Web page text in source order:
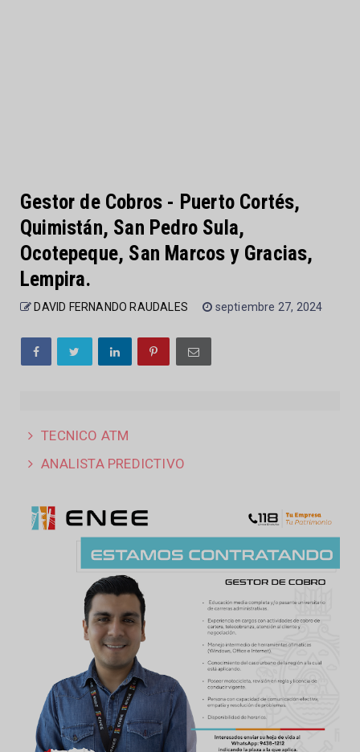
Gestor de Cobros - Puerto Cortés,
Quimistán, San Pedro Sula,
Ocotepeque, San Marcos y Gracias,
Lempira.
DAVID FERNANDO RAUDALES septiembre 27, 2024
TECNICO ATM
ANALISTA PREDICTIVO